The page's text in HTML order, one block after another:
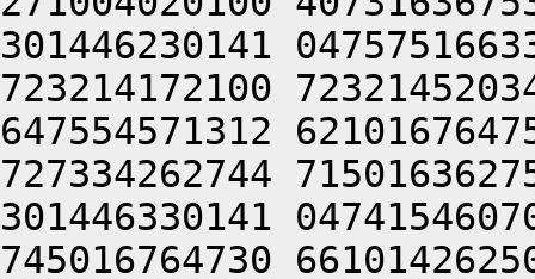
301446230141
723214172100
647554571312
727334262744
301446330141
745016764730